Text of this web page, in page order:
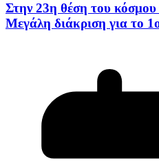
Στην 23η θέση του
Μεγάλη διάκριση για το